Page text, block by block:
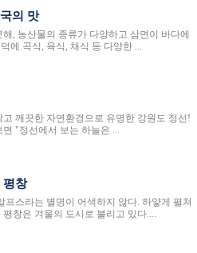
의 맛
, 농산물의 종류가 다양하고 삼면이 바다에
에 곡식, 육식, 채식 등 다양한 ...
깨끗한 자연환경으로 유명한 강원도 정선!
"정선에서 보는 하늘은 ...
평창
스라는 별명이 어색하지 않다. 하얗게 펼쳐
창은 겨울의 도시로 불리고 있다....